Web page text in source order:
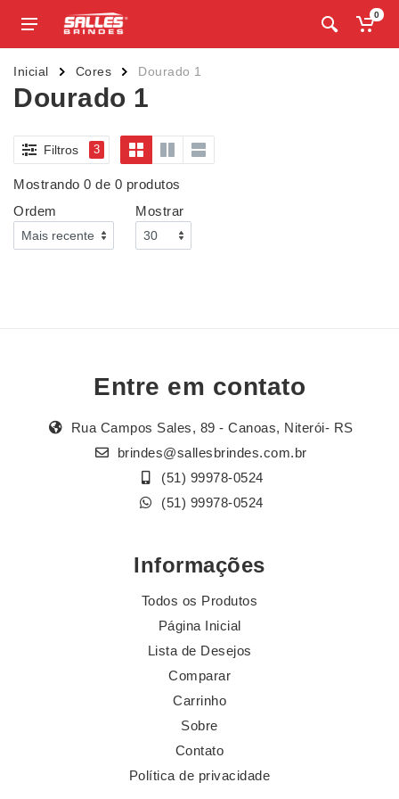
0
Inicial Cores Dourado 1
Dourado 1
Filtros 3
Mostrando 0 de 0 produtos
Ordem
Mostrar
Entre em contato
Rua Campos Sales, 89 - Canoas, Niterói- RS
brindes@sallesbrindes.com.br
(51) 99978-0524
(51) 99978-0524
Informações
Todos os Produtos
Página Inicial
Lista de Desejos
Comparar
Carrinho
Sobre
Contato
Política de privacidade